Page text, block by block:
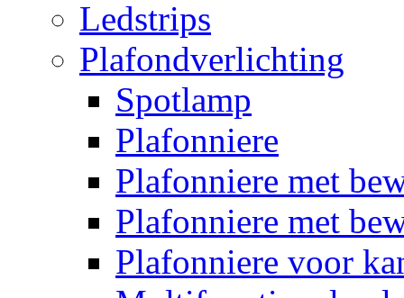
Ledstrips
Plafondverlichting
Spotlamp
Plafonniere
Plafonniere met
Plafonniere met
Plafonniere voor